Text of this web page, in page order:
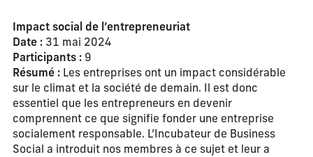
Impact social de l’entrepreneuriat
Date : 31 mai 2024
Participants : 9
Résumé : Les entreprises ont un impact considérable
sur le climat et la société de demain. Il est donc
essentiel que les entrepreneurs en devenir
comprennent ce que signifie fonder une entreprise
socialement responsable. L’Incubateur de Business
Social a introduit nos membres à ce sujet et leur a